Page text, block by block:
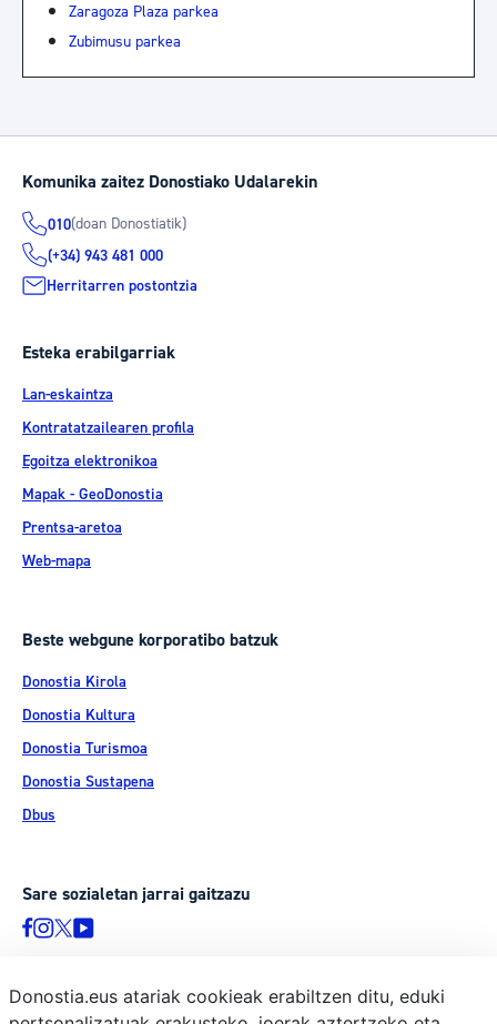
Zaragoza Plaza parkea
Zubimusu parkea
Komunika zaitez Donostiako Udalarekin
010(doan Donostiatik)
(+34) 943 481 000
Herritarren postontzia
Esteka erabilgarriak
Lan-eskaintza
Kontratatzailearen profila
Egoitza elektronikoa
Mapak - GeoDonostia
Prentsa-aretoa
Web-mapa
Beste webgune korporatibo batzuk
Donostia Kirola
Donostia Kultura
Donostia Turismoa
Donostia Sustapena
Dbus
Sare sozialetan jarrai gaitzazu
Donostia.eus atariak cookieak erabiltzen ditu, eduki